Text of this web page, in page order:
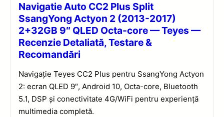
Navigatie Auto CC2 Plus Split
SsangYong Actyon 2 (2013-2017)
2+32GB 9″ QLED Octa-core — Teyes —
Recenzie Detaliată, Testare &
Recomandări
Navigație Teyes CC2 Plus pentru SsangYong Actyon
2: ecran QLED 9″, Android 10, Octa-core, Bluetooth
5.1, DSP și conectivitate 4G/WiFi pentru experiență
multimedia completă.